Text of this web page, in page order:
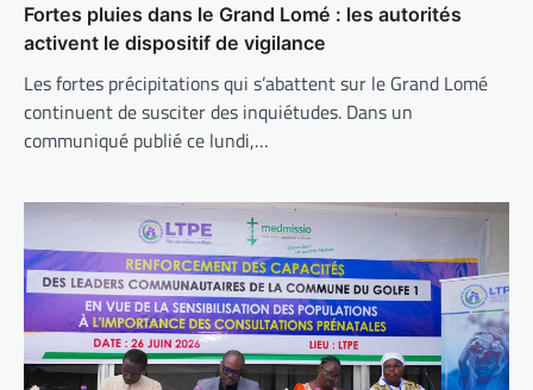
Fortes pluies dans le Grand Lomé : les autorités
activent le dispositif de vigilance
Les fortes précipitations qui s’abattent sur le Grand Lomé
continuent de susciter des inquiétudes. Dans un
communiqué publié ce lundi,…